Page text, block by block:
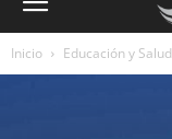
Inicio Educación y Salud